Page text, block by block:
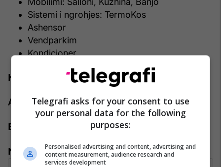
Sistemi i ngrohjes: TermoKos
Ashensor
Vendparkim
Kondicioner
Kontakti:
Agjenti: Rron Gashi
Emaili: rron.gashi@pro-rks.com
Numri kontaktues: +383 44 888 444
Telegrafi asks for your consent to use
your personal data for the following
purposes:
Personalised advertising and content, advertising and
content measurement, audience research and
services development